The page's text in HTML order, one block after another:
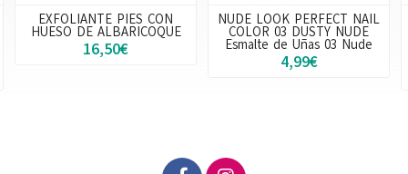
NUDE LOOK PERFECT NAIL
COLOR 03 DUSTY NUDE
Esmalte de Uñas 03 Nude
4,99€
POWER PAD Pads de
Silicona Lifting Pestañas
WIMPERNWELLE
13,95€
más variaciones